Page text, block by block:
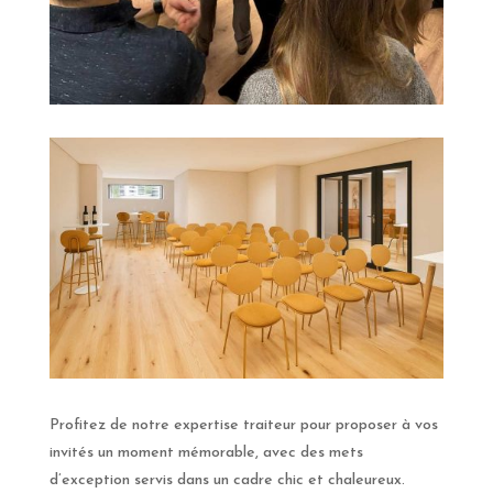
Profitez de notre expertise traiteur pour proposer à vos
invités un moment mémorable, avec des mets
d’exception servis dans un cadre chic et chaleureux.